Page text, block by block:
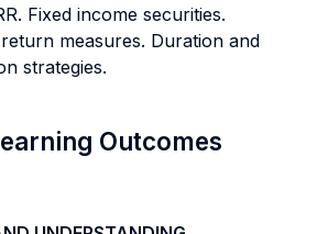
Fixed income securities.
measures. Duration and
strategies.
Outcomes